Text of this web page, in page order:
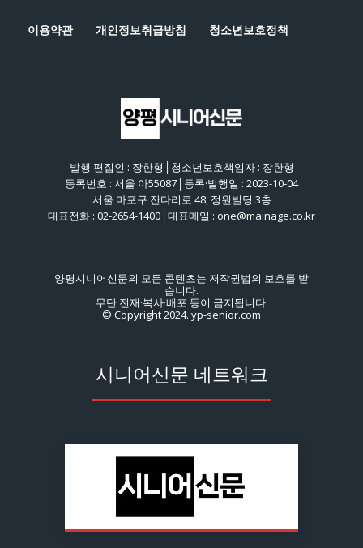
이용약관 개인정보취급방침 청소년보호정책
발행·편집인 : 장한형│청소년보호책임자 : 장한형
등록번호 : 서울 아55087│등록·발행일 : 2023-10-04
서울 마포구 잔다리로 48, 정원빌딩 3층
대표전화 : 02-2654-1400│대표메일 : one@mainage.co.kr
양평시니어신문의 모든 콘텐츠는 저작권법의 보호를 받
습니다.
무단 전재·복사·배포 등이 금지됩니다.
© Copyright 2024. yp-senior.com
시니어신문 네트워크